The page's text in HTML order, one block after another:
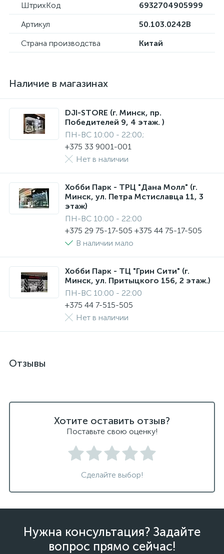
ШтрихКод
6932704905999
Артикул
50.103.0242B
Страна производства
Китай
Наличие в магазинах
DJI-STORE (г. Минск, пр.
Победителей 9, 4 этаж. )
ПН-ВС 10:00 - 22:00;
+375 33 9001-001
Нет в наличии
Хобби Парк - ТРЦ "Дана Молл" (г.
Минск, ул. Петра Мстиславца 11, 3
этаж)
ПН-ВС 10:00 - 22:00
+375 29 75-17-505 +375 44 75-17-505
В наличии мало
Хобби Парк - ТЦ "Грин Сити" (г.
Минск, ул. Притыцкого 156, 2 этаж.)
ПН-ВС 10:00 - 22:00
+375 44 7-515-505
Нет в наличии
Отзывы
Хотите оставить отзыв?
Поставьте свою оценку!
Сделайте выбор!
Нужна консультация? Задайте
вопрос прямо сейчас!